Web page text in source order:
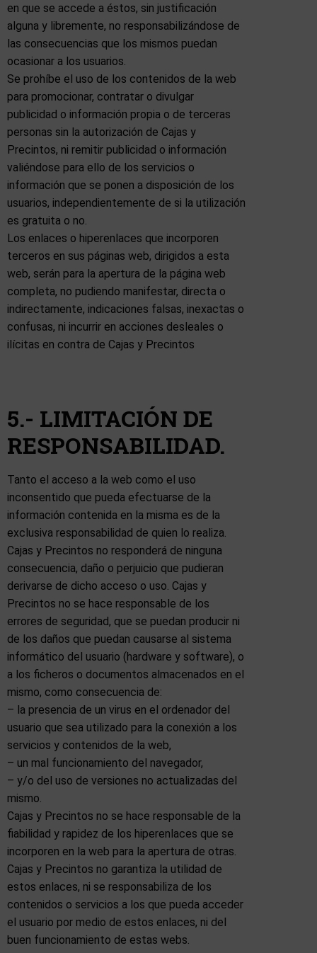
en que se accede a éstos, sin justificación
alguna y libremente, no responsabilizándose de
las consecuencias que los mismos puedan
ocasionar a los usuarios.
Se prohíbe el uso de los contenidos de la web
para promocionar, contratar o divulgar
publicidad o información propia o de terceras
personas sin la autorización de Cajas y
Precintos, ni remitir publicidad o información
valiéndose para ello de los servicios o
información que se ponen a disposición de los
usuarios, independientemente de si la utilización
es gratuita o no.
Los enlaces o hiperenlaces que incorporen
terceros en sus páginas web, dirigidos a esta
web, serán para la apertura de la página web
completa, no pudiendo manifestar, directa o
indirectamente, indicaciones falsas, inexactas o
confusas, ni incurrir en acciones desleales o
ilícitas en contra de Cajas y Precintos
5.- LIMITACIÓN DE
RESPONSABILIDAD.
Tanto el acceso a la web como el uso
inconsentido que pueda efectuarse de la
información contenida en la misma es de la
exclusiva responsabilidad de quien lo realiza.
Cajas y Precintos no responderá de ninguna
consecuencia, daño o perjuicio que pudieran
derivarse de dicho acceso o uso. Cajas y
Precintos no se hace responsable de los
errores de seguridad, que se puedan producir ni
de los daños que puedan causarse al sistema
informático del usuario (hardware y software), o
a los ficheros o documentos almacenados en el
mismo, como consecuencia de:
– la presencia de un virus en el ordenador del
usuario que sea utilizado para la conexión a los
servicios y contenidos de la web,
– un mal funcionamiento del navegador,
– y/o del uso de versiones no actualizadas del
mismo.
Cajas y Precintos no se hace responsable de la
fiabilidad y rapidez de los hiperenlaces que se
incorporen en la web para la apertura de otras.
Cajas y Precintos no garantiza la utilidad de
estos enlaces, ni se responsabiliza de los
contenidos o servicios a los que pueda acceder
el usuario por medio de estos enlaces, ni del
buen funcionamiento de estas webs.